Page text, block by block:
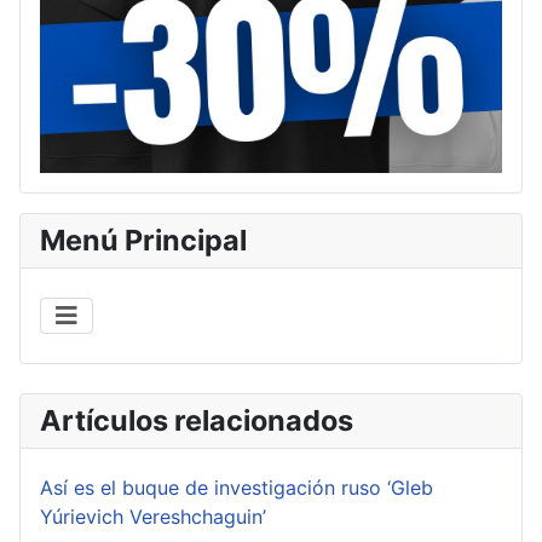
Menú Principal
Artículos relacionados
Así es el buque de investigación ruso ‘Gleb
Yúrievich Vereshchaguin’